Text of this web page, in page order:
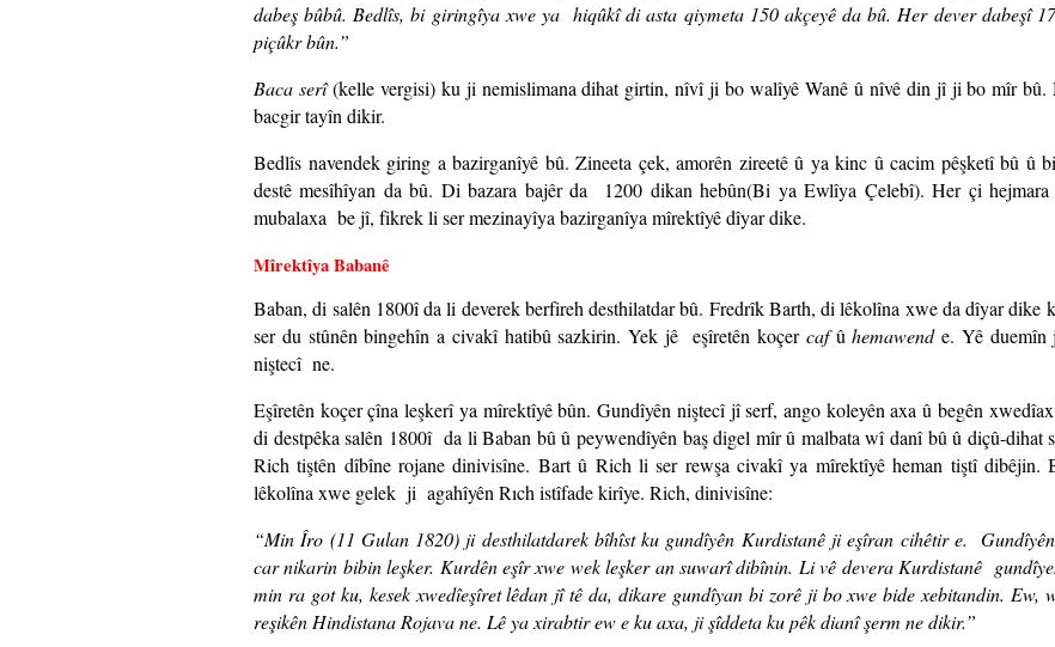
dabeş bûbû. Bedlîs, bi giringîya xwe ya hiqûkî di asta qiymeta 150 akçeyê da bû. Her dever dabeşî
piçûkr bûn.”
Baca serî (kelle vergisi) ku ji nemislimana dihat girtin, nîvî ji bo walîyê Wanê û nîvê din jî ji bo mîr
bacgir tayîn dikir.
Bedlîs navendek giring a bazirganîyê bû. Zineeta çek, amorên zireetê û ya kinc û cacim pêşketî bû û
destê mesîhîyan da bû. Di bazara bajêr da 1200 dikan hebûn(Bi ya Ewlîya Çelebî). Her çi hejmara
mubalaxa be jî, fikrek li ser mezinayîya bazirganîya mîrektîyê dîyar dike.
Mîrektîya Babanê
Baban, di salên 1800î da li deverek berfireh desthilatdar bû. Fredrîk Barth, di lêkolîna xwe da dîyar dike
ser du stûnên bingehîn a civakî hatibû sazkirin. Yek jê eşîretên koçer cafûhemawende. Yê duemîn
niştecî ne.
Eşîretên koçer çîna leşkerî ya mîrektîyê bûn. Gundîyên niştecî jî serf, ango koleyên axa û begên
di destpêka salên 1800î da li Baban bû û peywendîyên baş digel mîr û malbata wî danî bû û diçû-dihat
Rich tiştên dîbîne rojane dinivisîne. Bart û Rich li ser rewşa civakî ya mîrektîyê heman tiştî dibêjin.
lêkolîna xwe gelek ji agahîyên Rıch istîfade kirîye. Rich, dinivisîne:
“Min Îro (11 Gulan 1820) ji desthilatdarek bîhîst ku gundîyên Kurdistanê ji eşîran cihêtir e.
car nikarin bibin leşker. Kurdên eşîr xwe wek leşker an suwarî dibînin. Li vê devera Kurdistanê
min ra got ku, kesek xwedîeşîret lêdan jî tê da, dikare gundîyan bi zorê ji bo xwe bide xebitandin. Ew,
reşikên Hindistana Rojava ne. Lê ya xirabtir ew e ku axa, ji şîddeta ku pêk dianî şerm ne dikir.”